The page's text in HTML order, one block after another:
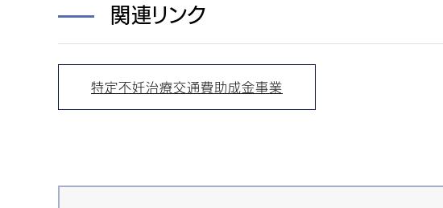
関連リンク
特定不妊治療交通費助成金事業